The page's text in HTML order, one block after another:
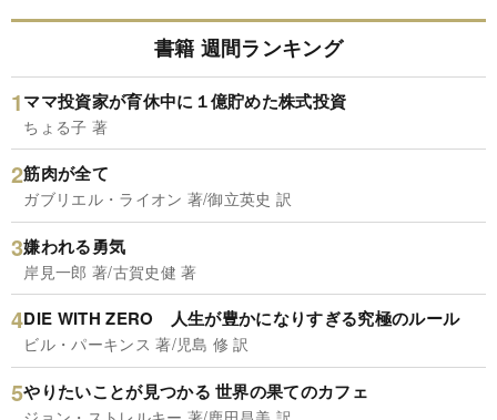
書籍 週間ランキング
ママ投資家が育休中に１億貯めた株式投資
ちょる子 著
筋肉が全て
ガブリエル・ライオン 著/御立英史 訳
嫌われる勇気
岸見一郎 著/古賀史健 著
DIE WITH ZERO 人生が豊かになりすぎる究極のルール
ビル・パーキンス 著/児島 修 訳
やりたいことが見つかる 世界の果てのカフェ